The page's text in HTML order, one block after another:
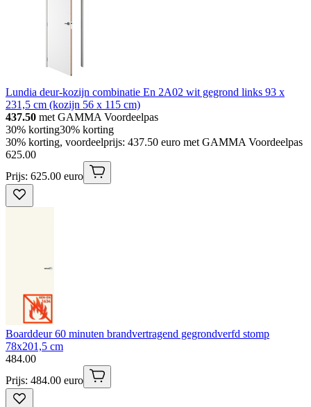
Lundia deur-kozijn combinatie En 2A02 wit gegrond links 93 x
231,5 cm (kozijn 56 x 115 cm)
437.50 met GAMMA Voordeelpas
30% korting30% korting
30% korting, voordeelprijs: 437.50 euro met GAMMA Voordeelpas
625.00
Prijs: 625.00 euro
Boarddeur 60 minuten brandvertragend gegrondverfd stomp
78x201,5 cm
484.00
Prijs: 484.00 euro